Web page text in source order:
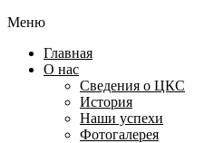
Меню
Главная
О нас
Сведения о ЦКС
История
Наши успехи
Фотогалерея